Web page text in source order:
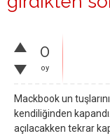
0
oy
Mackbook un
kendiliğinden
açılacakken tekrar